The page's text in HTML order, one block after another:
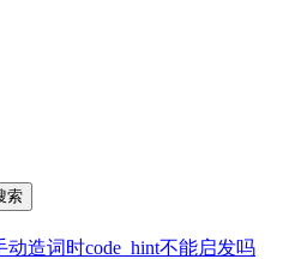
索
动造词时code_hint不能启发吗